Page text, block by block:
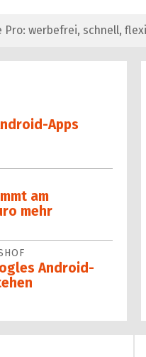
Pro: werbefrei, schnell,
Apps
am
mehr
Android-